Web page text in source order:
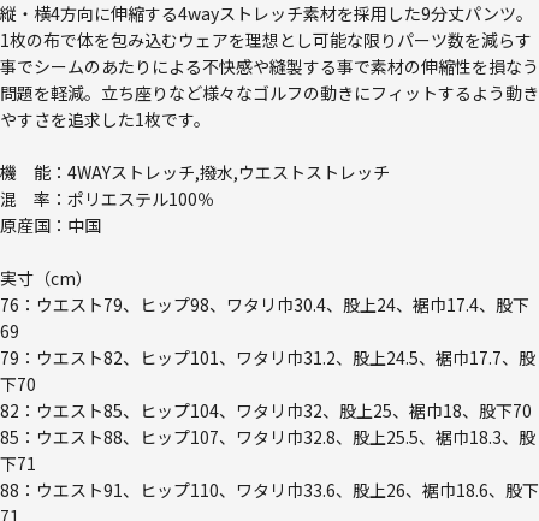
縦・横4方向に伸縮する4wayストレッチ素材を採用した9分丈パンツ。
1枚の布で体を包み込むウェアを理想とし可能な限りパーツ数を減らす
事でシームのあたりによる不快感や縫製する事で素材の伸縮性を損なう
問題を軽減。立ち座りなど様々なゴルフの動きにフィットするよう動き
やすさを追求した1枚です。
機 能：4WAYストレッチ,撥水,ウエストストレッチ
混 率：ポリエステル100％
原産国：中国
実寸（cm）
76：ウエスト79、ヒップ98、ワタリ巾30.4、股上24、裾巾17.4、股下
69
79：ウエスト82、ヒップ101、ワタリ巾31.2、股上24.5、裾巾17.7、股
下70
82：ウエスト85、ヒップ104、ワタリ巾32、股上25、裾巾18、股下70
85：ウエスト88、ヒップ107、ワタリ巾32.8、股上25.5、裾巾18.3、股
下71
88：ウエスト91、ヒップ110、ワタリ巾33.6、股上26、裾巾18.6、股下